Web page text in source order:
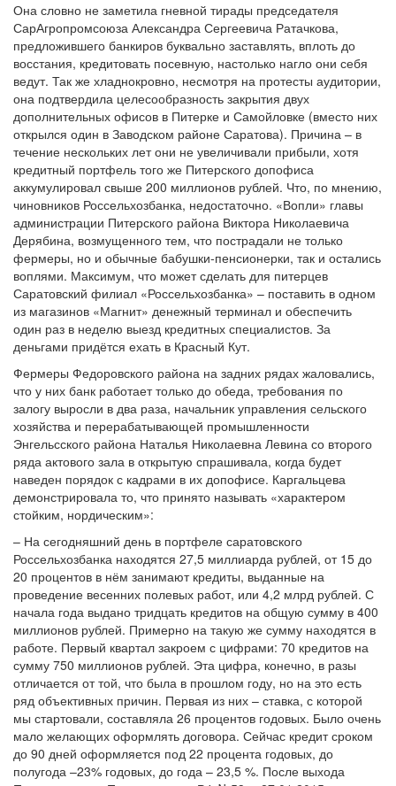
Она словно не заметила гневной тирады председателя
СарАгропромсоюза Александра Сергеевича Ратачкова,
предложившего банкиров буквально заставлять, вплоть до
восстания, кредитовать посевную, настолько нагло они себя
ведут. Так же хладнокровно, несмотря на протесты аудитории,
она подтвердила целесообразность закрытия двух
дополнительных офисов в Питерке и Самойловке (вместо них
открылся один в Заводском районе Саратова). Причина – в
течение нескольких лет они не увеличивали прибыли, хотя
кредитный портфель того же Питерского допофиса
аккумулировал свыше 200 миллионов рублей. Что, по мнению,
чиновников Россельхозбанка, недостаточно. «Вопли» главы
администрации Питерского района Виктора Николаевича
Дерябина, возмущенного тем, что пострадали не только
фермеры, но и обычные бабушки-пенсионерки, так и остались
воплями. Максимум, что может сделать для питерцев
Саратовский филиал «Россельхозбанка» – поставить в одном
из магазинов «Магнит» денежный терминал и обеспечить
один раз в неделю выезд кредитных специалистов. За
деньгами придётся ехать в Красный Кут.
Фермеры Федоровского района на задних рядах жаловались,
что у них банк работает только до обеда, требования по
залогу выросли в два раза, начальник управления сельского
хозяйства и перерабатывающей промышленности
Энгельсского района Наталья Николаевна Левина со второго
ряда актового зала в открытую спрашивала, когда будет
наведен порядок с кадрами в их допофисе. Каргальцева
демонстрировала то, что принято называть «характером
стойким, нордическим»:
– На сегодняшний день в портфеле саратовского
Россельхозбанка находятся 27,5 миллиарда рублей, от 15 до
20 процентов в нём занимают кредиты, выданные на
проведение весенних полевых работ, или 4,2 млрд рублей. С
начала года выдано тридцать кредитов на общую сумму в 400
миллионов рублей. Примерно на такую же сумму находятся в
работе. Первый квартал закроем с цифрами: 70 кредитов на
сумму 750 миллионов рублей. Эта цифра, конечно, в разы
отличается от той, что была в прошлом году, но на это есть
ряд объективных причин. Первая из них – ставка, с которой
мы стартовали, составляла 26 процентов годовых. Было очень
мало желающих оформлять договора. Сейчас кредит сроком
до 90 дней оформляется под 22 процента годовых, до
полугода –23% годовых, до года – 23,5 %. После выхода